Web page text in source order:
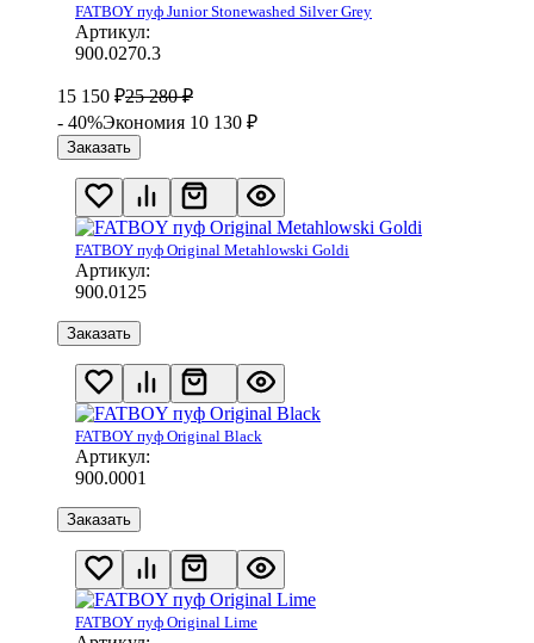
FATBOY пуф Junior Stonewashed Silver Grey
Артикул:
900.0270.3
15 150 ₽25 280 ₽
- 40%Экономия 10 130 ₽
Заказать
FATBOY пуф Original Metahlowski Goldi
Артикул:
900.0125
Заказать
FATBOY пуф Original Black
Артикул:
900.0001
Заказать
FATBOY пуф Original Lime